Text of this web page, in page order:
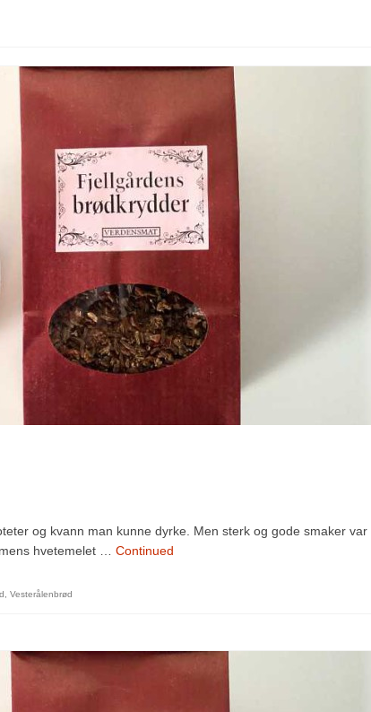
og kvann man kunne dyrke. Men sterk og gode smaker var
hvetemelet … Continued
Vesterålenbrød